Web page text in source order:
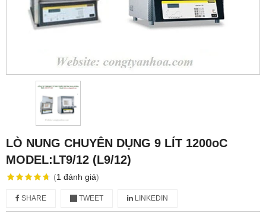
LÒ NUNG CHUYÊN DỤNG 9 LÍT 1200oC
MODEL:LT9/12 (L9/12)
(1 đánh giá)
SHARE TWEET LINKEDIN